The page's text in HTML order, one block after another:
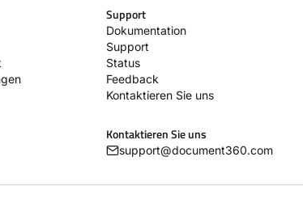
Support
Dokumentation
Support
Status
Feedback
Kontaktieren Sie uns
Kontaktieren Sie uns
support@document360.com